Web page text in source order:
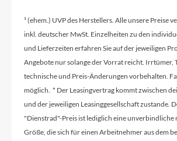
¹ (ehem.) UVP des Herstellers. Alle unsere Preise
inkl. deutscher MwSt. Einzelheiten zu den
und Lieferzeiten erfahren Sie auf der jeweiligen
Angebote nur solange der Vorrat reicht. Irrtümer,
technische und Preis-Änderungen vorbehalten.
möglich. * Der Leasingvertrag kommt zwischen
und der jeweiligen Leasinggesellschaft zustande.
"Dienstrad"-Preis ist lediglich eine unverbindliche
Größe, die sich für einen Arbeitnehmer aus dem